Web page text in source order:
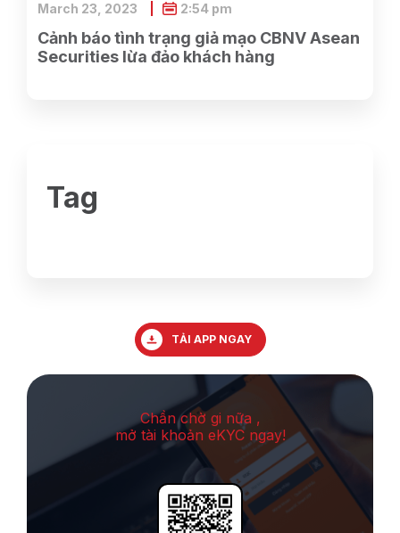
Cảnh báo tình trạng giả mạo CBNV Asean
Securities lừa đảo khách hàng
March 23, 2023 2:54 pm
Tag
TẢI APP NGAY
Chần chờ gi nữa ,
mở tài khoản eKYC ngay!